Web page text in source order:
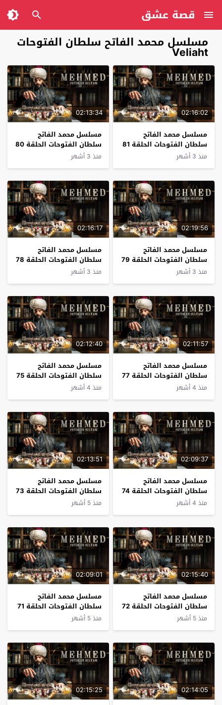
قصة عشق
مسلسل محمد الفاتح سلطان الفتوحات
Veliaht
02:16:02
مسلسل محمد الفاتح
سلطان الفتوحات الحلقة 81
مترجم
منذ 3 أشهر
02:13:34
مسلسل محمد الفاتح
سلطان الفتوحات الحلقة 80
مترجم
منذ 3 أشهر
02:19:56
مسلسل محمد الفاتح
سلطان الفتوحات الحلقة 79
مترجم
منذ 3 أشهر
02:16:17
مسلسل محمد الفاتح
سلطان الفتوحات الحلقة 78
مترجم
منذ 3 أشهر
02:11:57
مسلسل محمد الفاتح
سلطان الفتوحات الحلقة 77
مترجم
منذ 4 أشهر
02:12:40
مسلسل محمد الفاتح
سلطان الفتوحات الحلقة 75
مترجم
منذ 4 أشهر
02:09:37
مسلسل محمد الفاتح
سلطان الفتوحات الحلقة 74
مترجم
منذ 4 أشهر
02:13:51
مسلسل محمد الفاتح
سلطان الفتوحات الحلقة 73
مترجم
منذ 5 أشهر
02:15:40
مسلسل محمد الفاتح
سلطان الفتوحات الحلقة 72
مترجم
منذ 5 أشهر
02:09:01
مسلسل محمد الفاتح
سلطان الفتوحات الحلقة 71
مترجم
منذ 5 أشهر
02:14:05
02:15:25